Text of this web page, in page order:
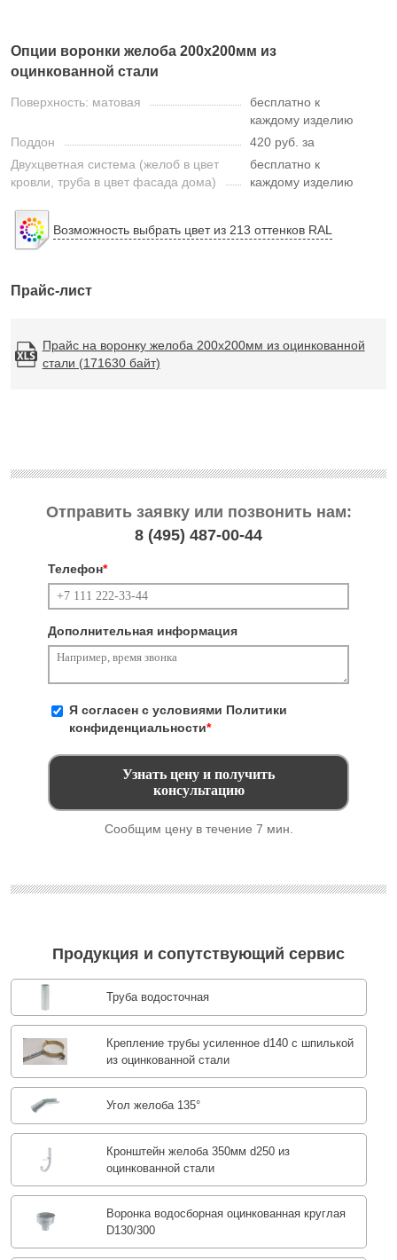
Опции воронки желоба 200x200мм из
оцинкованной стали
Поверхность: матовая
бесплатно к
каждому изделию
Поддон
420 руб. за
Двухцветная система (желоб в цвет
кровли, труба в цвет фасада дома)
бесплатно к
каждому изделию
Возможность выбрать цвет из 213 оттенков RAL
Прайс-лист
Прайс на воронку желоба 200x200мм из оцинкованной
стали (171630 байт)
Отправить заявку или позвонить нам:
8 (495) 487-00-44
Телефон*
Дополнительная информация
Я согласен с условиями Политики
конфиденциальности*
Сообщим цену в течение 7 мин.
Продукция и сопутствующий сервис
Труба водосточная
Крепление трубы усиленное d140 с шпилькой
из оцинкованной стали
Угол желоба 135°
Кронштейн желоба 350мм d250 из
оцинкованной стали
Воронка водосборная оцинкованная круглая
D130/300